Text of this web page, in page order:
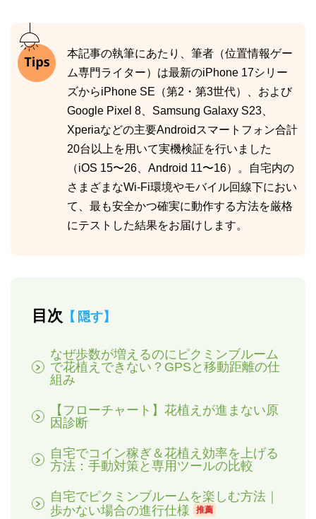
本記事の執筆にあたり、筆者（位置情報ゲー
ム専門ライター）は最新のiPhone 17シリー
ズからiPhone SE（第2・第3世代）、および
Google Pixel 8、Samsung Galaxy S23、
Xperiaなどの主要Androidスマートフォン合計
20台以上を用いて実機検証を行いました
（iOS 15〜26、Android 11〜16）。自宅内の
さまざまなWi-Fi環境やモバイル回線下におい
て、最も安全かつ確実に動作する方法を厳格
にテストした結果をお届けします。
目次 隠す
なぜ歩数が増えるのにピクミンブルーム
で花植えできない？GPSと移動距離の仕
組み
【フローチャート】花植えが進まない原
因診断
自宅でコイン稼ぎ＆花植え効率を上げる
方法：手動対策と専用ツールの比較
自宅でピクミンブルームを楽しむ方法｜
歩かない場合の進行仕様
推薦